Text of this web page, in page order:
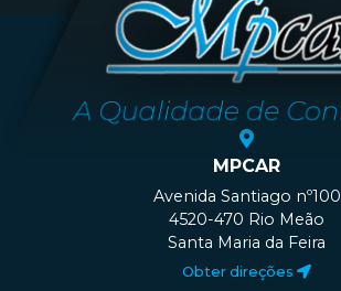
MPCAR
Avenida Santiago nº100
4520-470 Rio Meão
Santa Maria da Feira
Obter direções